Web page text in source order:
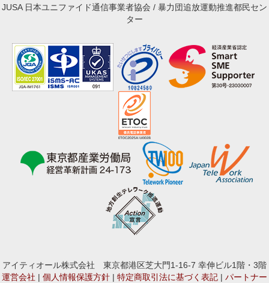
JUSA 日本ユニファイド通信事業者協会 / 暴力団追放運動推進都民セン
ター
アイティオール株式会社 東京都港区芝大門1-16-7 幸伸ビル1階・3階
運営会社 | 個人情報保護方針 | 特定商取引法に基づく表記 | パートナー